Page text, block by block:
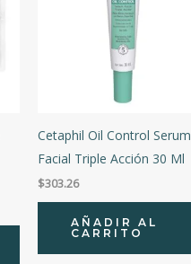
Cetaphil Oil Control Serum
Facial Triple Acción 30 Ml
$303.26
AÑADIR AL
CARRITO